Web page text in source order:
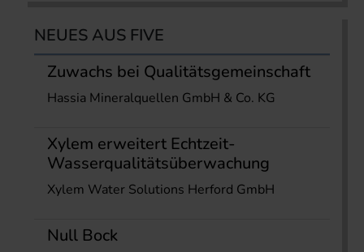
NEUES AUS FIVE
Zuwachs bei Qualitätsgemeinschaft
Hassia Mineralquellen GmbH & Co. KG
Xylem erweitert Echtzeit-
Wasserqualitätsüberwachung
Xylem Water Solutions Herford GmbH
Null Bock